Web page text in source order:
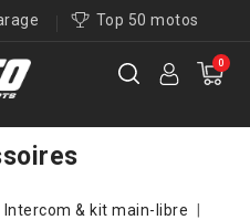
Top 50 motos
0
Intercom & kit main-libre